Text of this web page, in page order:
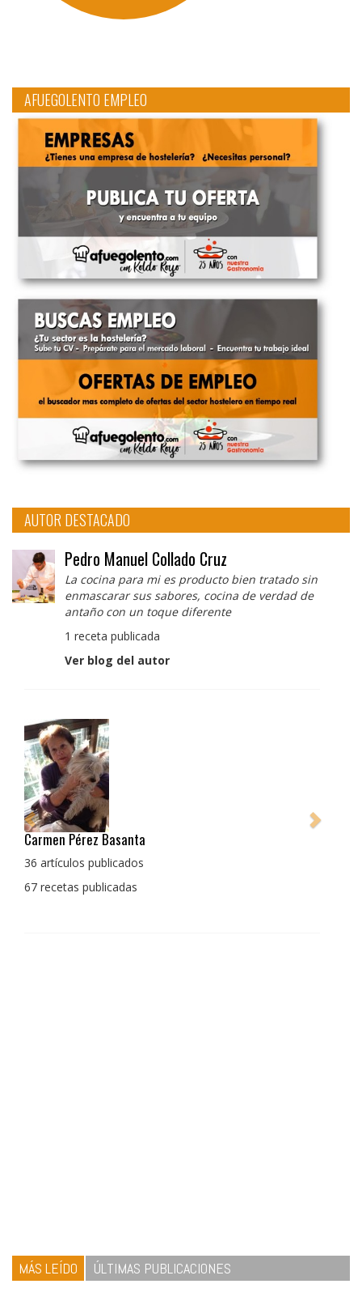
AFUEGOLENTO EMPLEO
AUTOR DESTACADO
Pedro Manuel Collado Cruz
La cocina para mi es producto bien tratado sin
enmascarar sus sabores, cocina de verdad de
antaño con un toque diferente
1 receta publicada
Ver blog del autor
Pedro Manuel Collado Cruz
La cocina para mi es producto bien tratado sin
con un toque diferente